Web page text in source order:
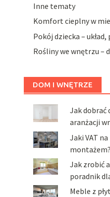
Inne tematy
Komfort cieplny w
Pokój dziecka –
Rośliny we wnętrzu –
DOM I WNĘTRZE
Jak dobrać
aranżacji
Jaki VAT
montażem?
Jak zrobić
poradnik
Meble z